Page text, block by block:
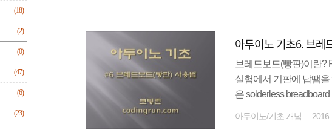
아두이노 기초6. 브레
브레드보드(빵판)이란?
실험에서 기판에 납땜
은 solderless
아두이노/기초 개념
(18)
(2)
(0)
(47)
(6)
(23)